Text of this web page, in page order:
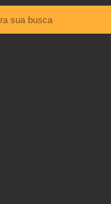
Ver todas as notícias